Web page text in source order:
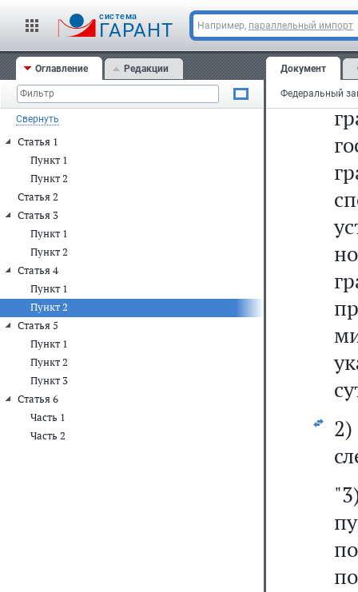
cистема
ГАРАНТ Например, параллельный импорт
Оглавление Редакции
Свернуть
Статья 1
Пункт 1
Пункт 2
Статья 2
Статья 3
Пункт 1
Пункт 2
Статья 4
Пункт 1
Пункт 2
Статья 5
Пункт 1
Пункт 2
Пункт 3
Статья 6
Часть 1
Часть 2
Документ